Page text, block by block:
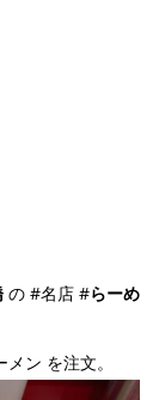
の #名店 #らーめ
ン を注文。